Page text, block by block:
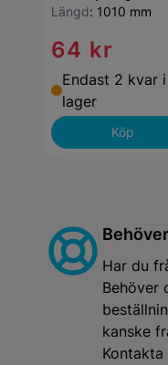
Längd: 1010 mm
64 kr
Endast 2 kvar i
lager
Köp
Har du
Behöver
kanske